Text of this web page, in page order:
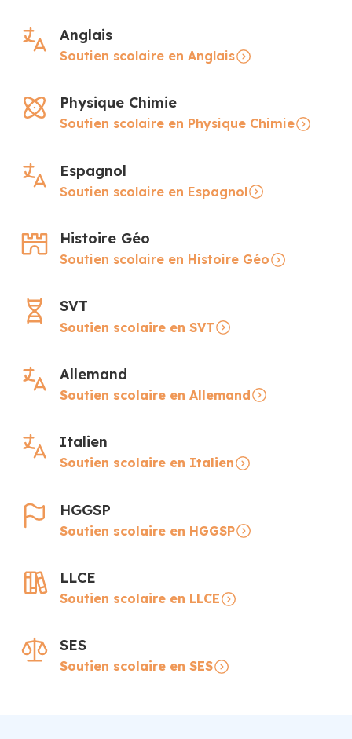
Anglais
Soutien scolaire en Anglais
Physique Chimie
Soutien scolaire en Physique Chimie
Espagnol
Soutien scolaire en Espagnol
Histoire Géo
Soutien scolaire en Histoire Géo
SVT
Soutien scolaire en SVT
Allemand
Soutien scolaire en Allemand
Italien
Soutien scolaire en Italien
HGGSP
Soutien scolaire en HGGSP
LLCE
Soutien scolaire en LLCE
SES
Soutien scolaire en SES